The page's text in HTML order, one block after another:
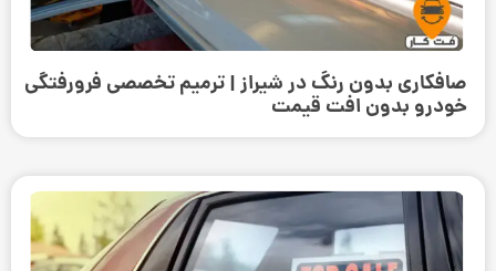
صافکاری بدون رنگ در شیراز | ترمیم تخصصی فرورفتگی
خودرو بدون افت قیمت